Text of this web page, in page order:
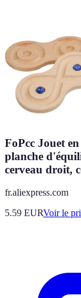
FoPcc Jouet
planche
cerveau droit,
fr.aliexpress.com
5.59 EURVoir le